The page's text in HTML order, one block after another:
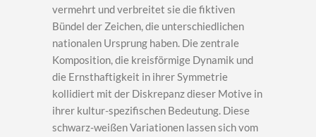
vermehrt und verbreitet sie die fiktiven
Bündel der Zeichen, die unterschiedlichen
nationalen Ursprung haben. Die zentrale
Komposition, die kreisförmige Dynamik und
die Ernsthaftigkeit in ihrer Symmetrie
kollidiert mit der Diskrepanz dieser Motive in
ihrer kultur-spezifischen Bedeutung. Diese
schwarz-weißen Variationen lassen sich vom